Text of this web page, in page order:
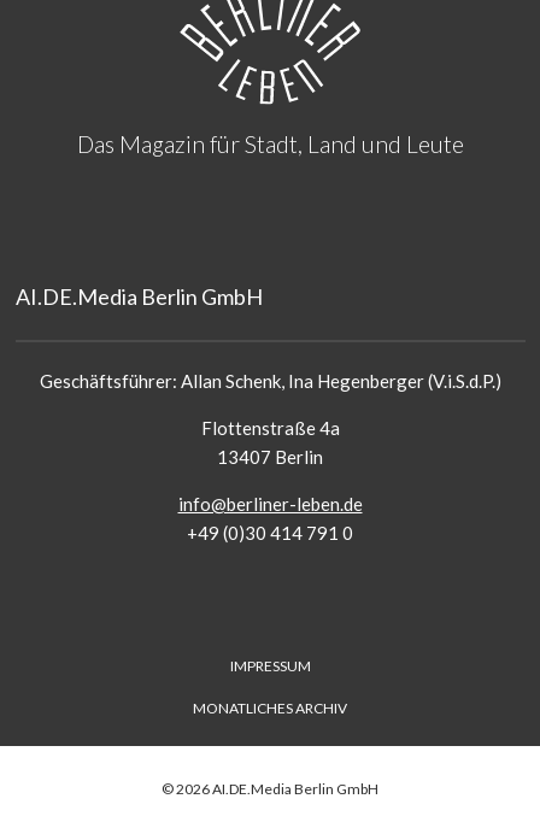
Das Magazin für Stadt, Land und Leute
AI.DE.Media Berlin GmbH
Geschäftsführer: Allan Schenk, Ina Hegenberger (V.i.S.d.P.)
Flottenstraße 4a
13407 Berlin
info@berliner-leben.de
+49 (0)30 414 791 0
IMPRESSUM
MONATLICHES ARCHIV
©2026AI.DE.Media Berlin GmbH